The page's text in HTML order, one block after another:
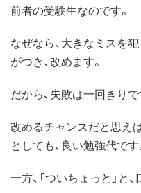
前者の受験生なのです。
なぜなら、大きなミスを
がつき、改めます。
だから、失敗は一回きりで
改めるチャンスだと思え
としても、良い勉強代です
一方、「ついちょっと」と